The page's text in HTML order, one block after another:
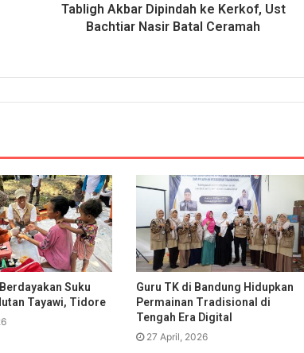
Tabligh Akbar Dipindah ke Kerkof, Ust
Bachtiar Nasir Batal Ceramah
Suku
Tayawi, Tidore
Guru TK di Bandung Hidupkan
Permainan Tradisional di
Tengah Era Digital
27 April, 2026